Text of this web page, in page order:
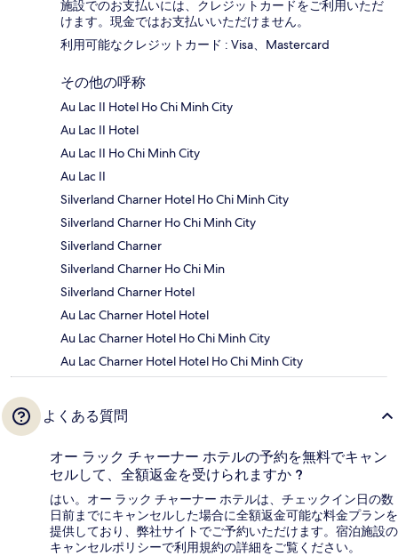
施設でのお支払いには、クレジットカードをご利用いただ
けます。現金ではお支払いいただけません。
利用可能なクレジットカード : Visa、Mastercard
その他の呼称
Au Lac II Hotel Ho Chi Minh City
Au Lac II Hotel
Au Lac II Ho Chi Minh City
Au Lac II
Silverland Charner Hotel Ho Chi Minh City
Silverland Charner Ho Chi Minh City
Silverland Charner
Silverland Charner Ho Chi Min
Silverland Charner Hotel
Au Lac Charner Hotel Hotel
Au Lac Charner Hotel Ho Chi Minh City
Au Lac Charner Hotel Hotel Ho Chi Minh City
よくある質問
オー ラック チャーナー ホテルの予約を無料でキャン
セルして、全額返金を受けられますか ?
はい。オー ラック チャーナー ホテルは、チェックイン日の数
日前までにキャンセルした場合に全額返金可能な料金プランを
提供しており、弊社サイトでご予約いただけます。宿泊施設の
キャンセルポリシーで利用規約の詳細をご覧ください。